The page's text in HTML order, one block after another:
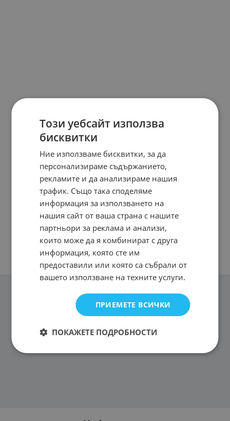
Този уебсайт използва
бисквитки
Ние използваме бисквитки, за да
персонализираме съдържанието,
рекламите и да анализираме нашия
трафик. Също така споделяме
информация за използването на
нашия сайт от ваша страна с нашите
партньори за реклама и анализи,
които може да я комбинират с друга
информация, която сте им
предоставили или която са събрали от
вашето използване на техните услуги.
ПРИЕМЕТЕ ВСИЧКИ
ПОКАЖЕТЕ ПОДРОБНОСТИ